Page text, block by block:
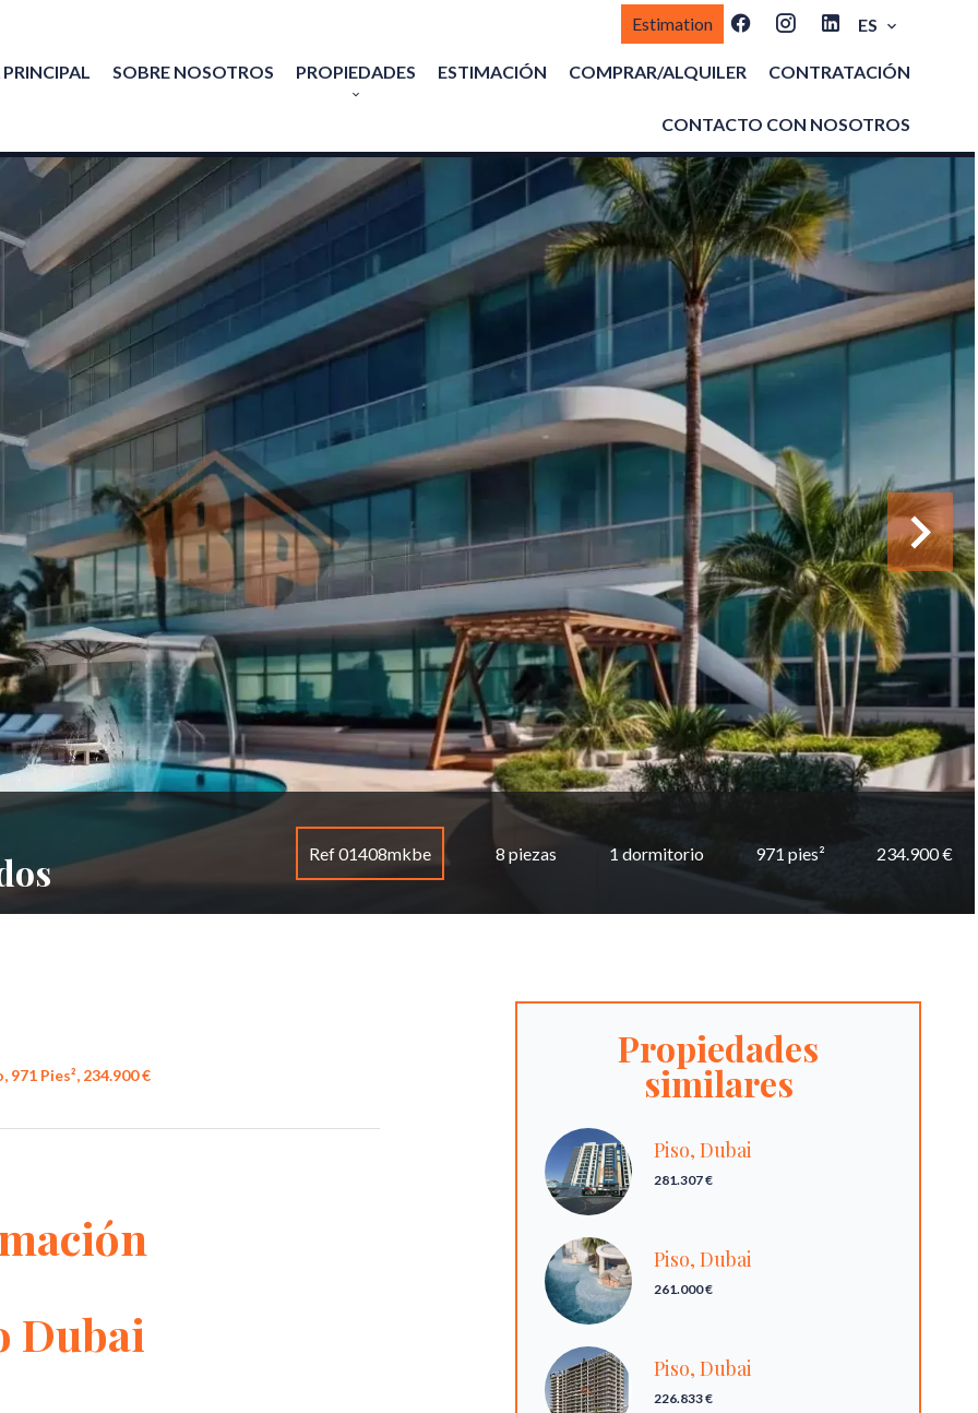
Estimation ES
SOBRE NOSOTROS PROPIEDADES ESTIMACIÓN COMPRAR/ALQUILER CONTRATACIÓN
CONTACTO CON NOSOTROS
Ref 01408mkbe 8 piezas 1 dormitorio 971 pies² 234.900 €
Pies², 234.900 €
Dubai
Propiedades
similares
Piso, Dubai
281.307 €
Piso, Dubai
261.000 €
Piso, Dubai
226.833 €